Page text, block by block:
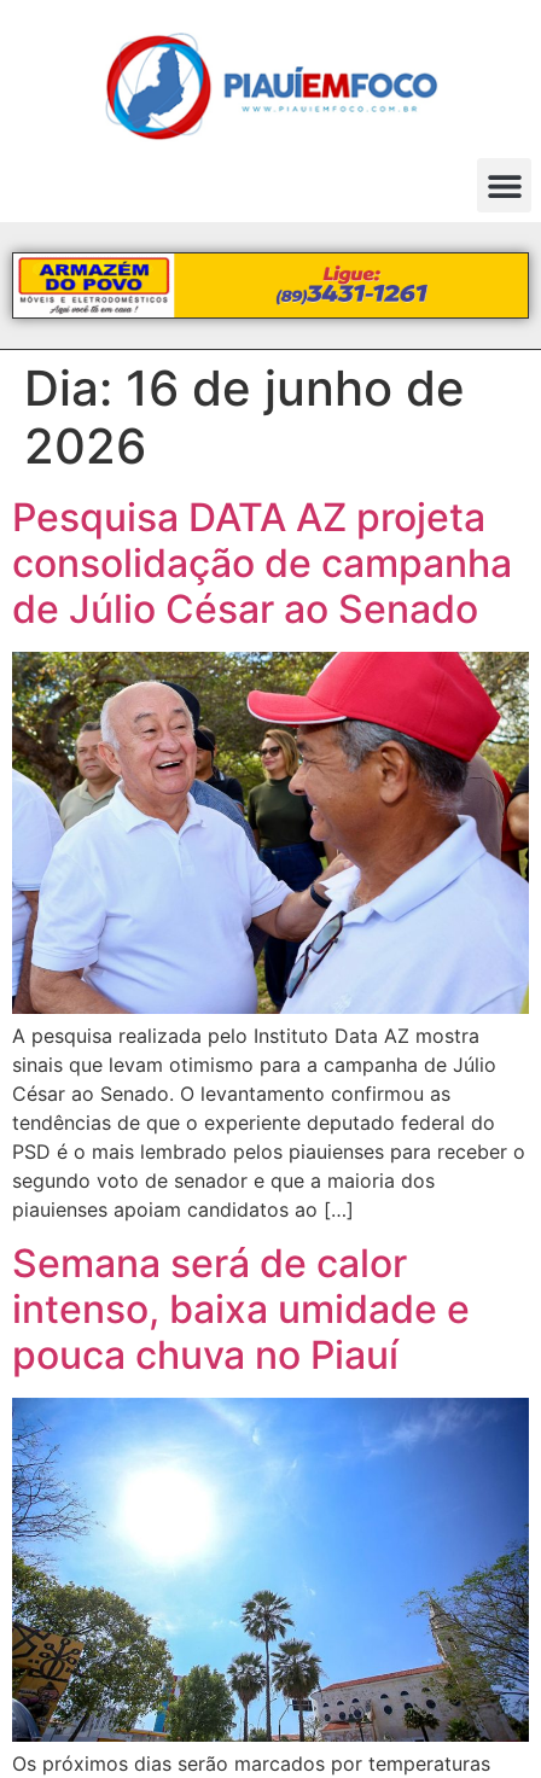
Dia: 16 de junho de
2026
Pesquisa DATA AZ projeta
consolidação de campanha
de Júlio César ao Senado
A pesquisa realizada pelo Instituto Data AZ mostra
sinais que levam otimismo para a campanha de Júlio
César ao Senado. O levantamento confirmou as
tendências de que o experiente deputado federal do
PSD é o mais lembrado pelos piauienses para receber o
segundo voto de senador e que a maioria dos
piauienses apoiam candidatos ao […]
Semana será de calor
intenso, baixa umidade e
pouca chuva no Piauí
Os próximos dias serão marcados por temperaturas